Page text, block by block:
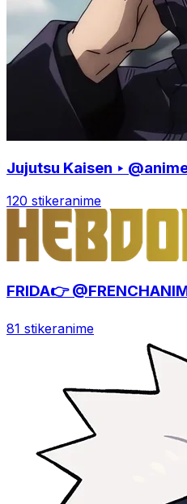
Jujutsu Kaisen ‣
120 stikeranime
FRIDA👉
81 stikeranime